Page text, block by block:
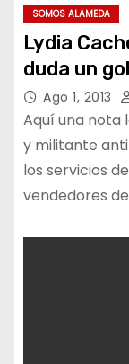
SOMOS ALAMEDA
Lydia
duda un
Ago 1, 2013
Aquí una nota
y militante
los servicios
vendedores